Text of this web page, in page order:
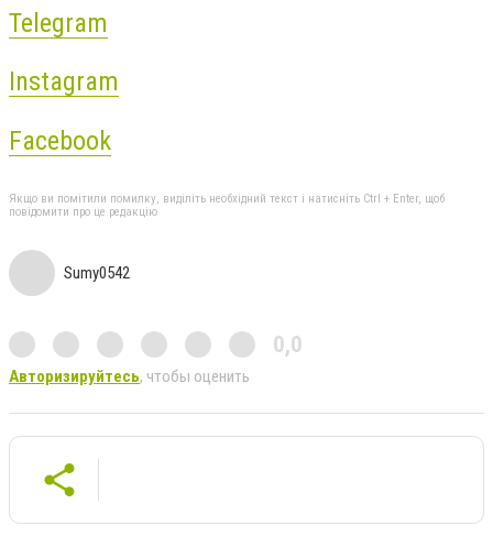
Telegram
Instagram
Facebook
Якщо ви помітили помилку, виділіть необхідний текст і натисніть Ctrl + Enter, щоб
повідомити про це редакцію
Sumy0542
0,0
Авторизируйтесь, чтобы оценить